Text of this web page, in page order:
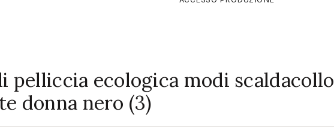
pelliccia ecologica modi scaldacollo
donna nero (3)